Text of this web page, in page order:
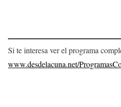
Si te interesa ver el programa
www.desdelacuna.net/